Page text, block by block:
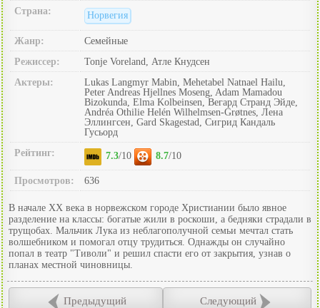
Страна:
Норвегия
Жанр:
Семейные
Режиссер:
Tonje Voreland, Атле Кнудсен
Актеры:
Lukas Langmyr Mabin, Mehetabel Natnael Hailu,
Peter Andreas Hjellnes Moseng, Adam Mamadou
Bizokunda, Elma Kolbeinsen, Вегард Странд Эйде,
Andréa Othilie Helén Wilhelmsen-Grøtnes, Лена
Эллингсен, Gard Skagestad, Сигрид Кандаль
Гусьорд
Рейтинг:
7.3/10 8.7/10
Просмотров: 636
В начале XX века в норвежском городе Христиании было явное
разделение на классы: богатые жили в роскоши, а бедняки страдали в
трущобах. Мальчик Лука из неблагополучной семьи мечтал стать
волшебником и помогал отцу трудиться. Однажды он случайно
попал в театр "Тиволи" и решил спасти его от закрытия, узнав о
планах местной чиновницы.
Предыдущий Следующий